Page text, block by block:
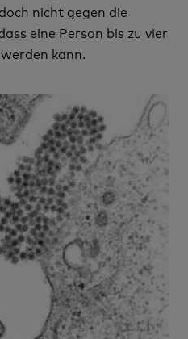
nicht gegen die
eine Person bis zu vier
kann.